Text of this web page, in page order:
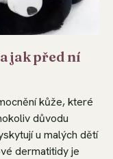
jak před ní
kůže, které
důvodu
u malých dětí
dermatitidy je